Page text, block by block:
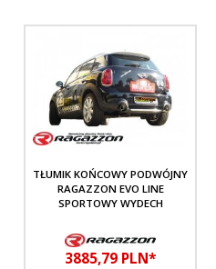
TŁUMIK KOŃCOWY PODWÓJNY
RAGAZZON EVO LINE
SPORTOWY WYDECH
3885,79 PLN*